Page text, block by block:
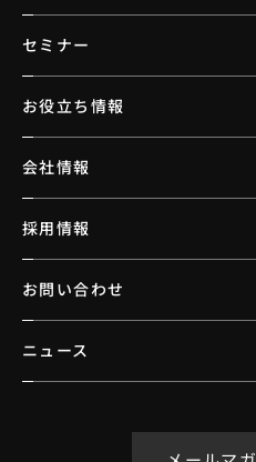
セミナー
お役立ち情報
会社情報
採用情報
お問い合わせ
ニュース